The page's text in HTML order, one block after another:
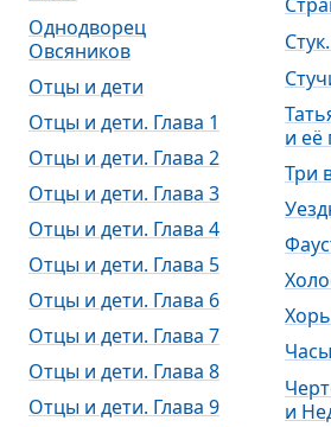
Однодворец
Овсяников
Отцы и дети
Отцы и дети. Глава 1
Отцы и дети. Глава 2
Отцы и дети. Глава 3
Отцы и дети. Глава 4
Отцы и дети. Глава 5
Отцы и дети. Глава 6
Отцы и дети. Глава 7
Отцы и дети. Глава 8
Отцы и дети. Глава 9
и её
Три
Часы
и